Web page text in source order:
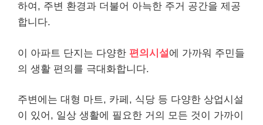
하여, 주변 환경과 더불어 아늑한 주거 공간을 제공
합니다.
이 아파트 단지는 다양한 편의시설 에 가까워 주민들
의 생활 편의를 극대화합니다.
주변에는 대형 마트, 카페, 식당 등 다양한 상업시설
이 있어, 일상 생활에 필요한 거의 모든 것이 가까이